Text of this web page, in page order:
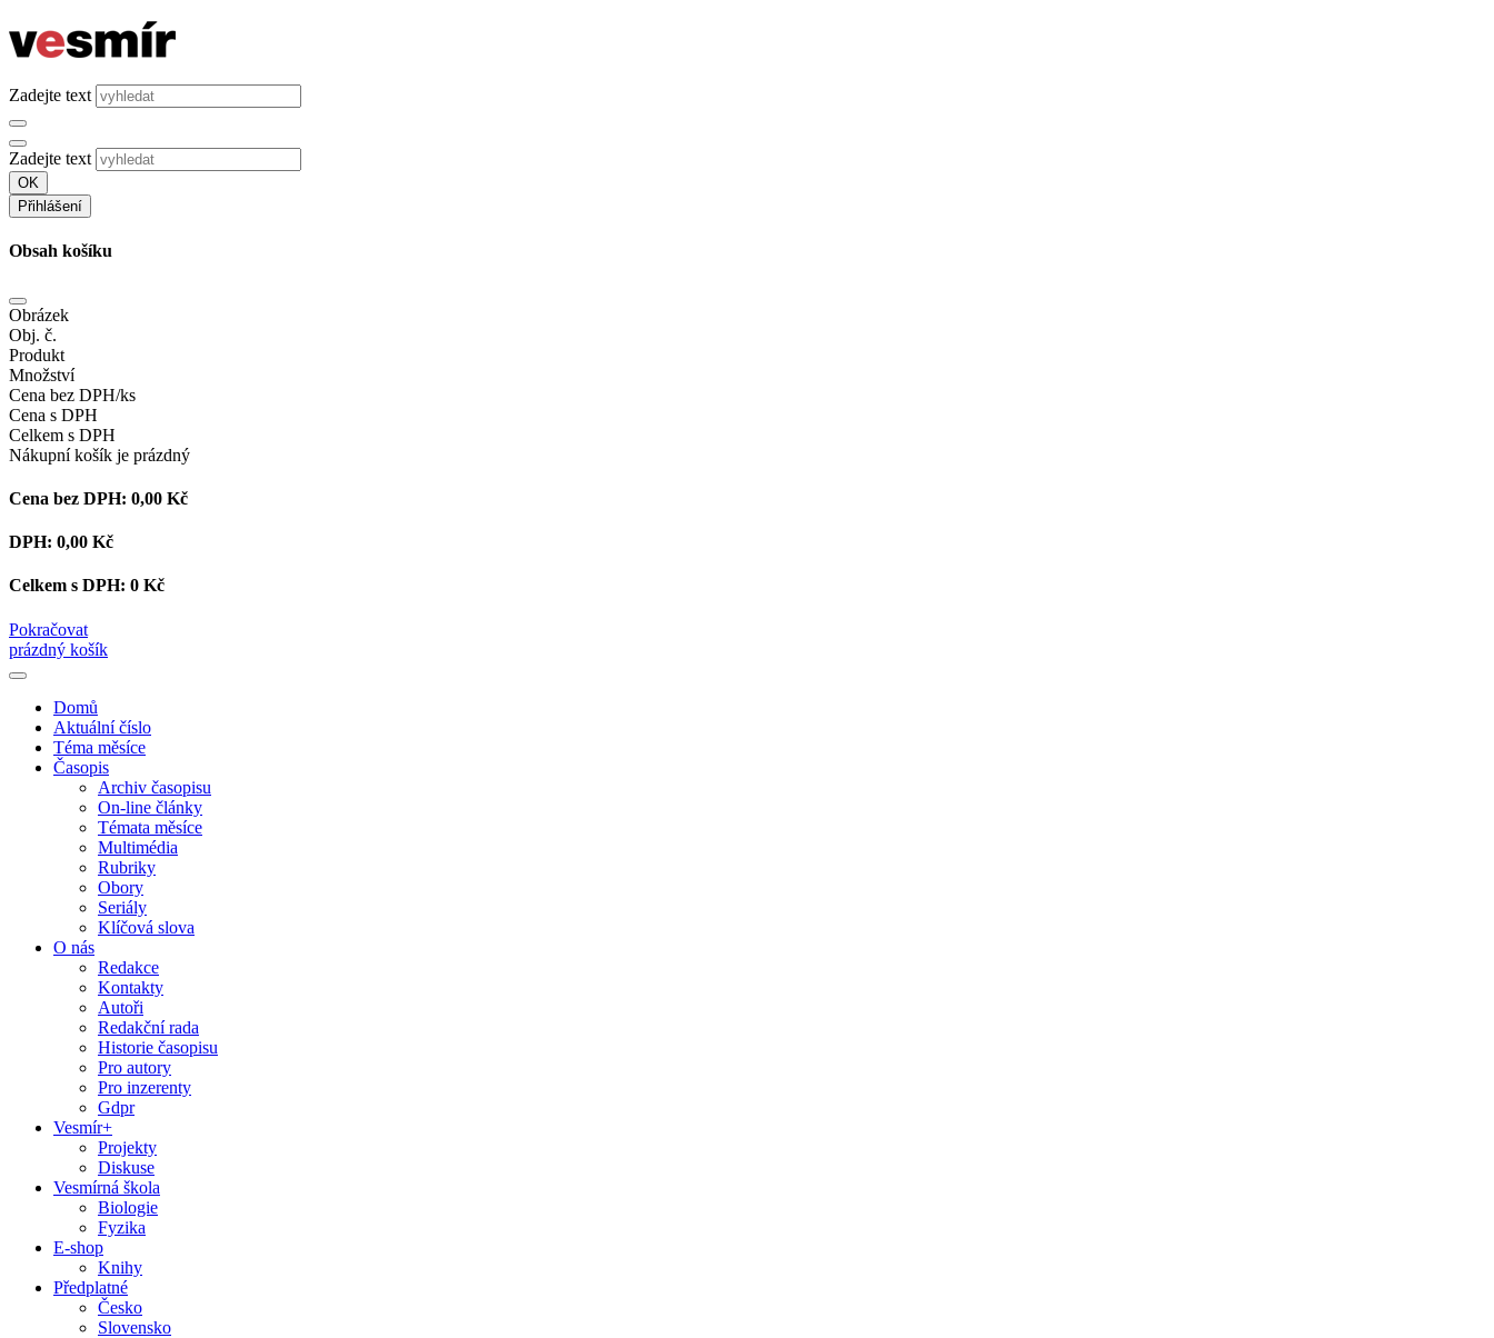
Zadejte text
Zadejte text
OK
Přihlášení
Obsah košíku
Obrázek
Obj. č.
Produkt
Množství
Cena bez DPH/ks
Cena s DPH
Celkem s DPH
Nákupní košík je prázdný
Cena bez DPH: 0,00 Kč
DPH: 0,00 Kč
Celkem s DPH: 0 Kč
Pokračovat
prázdný košík
Domů
Aktuální číslo
Téma měsíce
Časopis
Archiv časopisu
On-line články
Témata měsíce
Multimédia
Rubriky
Obory
Seriály
Klíčová slova
O nás
Redakce
Kontakty
Autoři
Redakční rada
Historie časopisu
Pro autory
Pro inzerenty
Gdpr
Vesmír+
Projekty
Diskuse
Vesmírná škola
Biologie
Fyzika
E-shop
Knihy
Předplatné
Česko
Slovensko